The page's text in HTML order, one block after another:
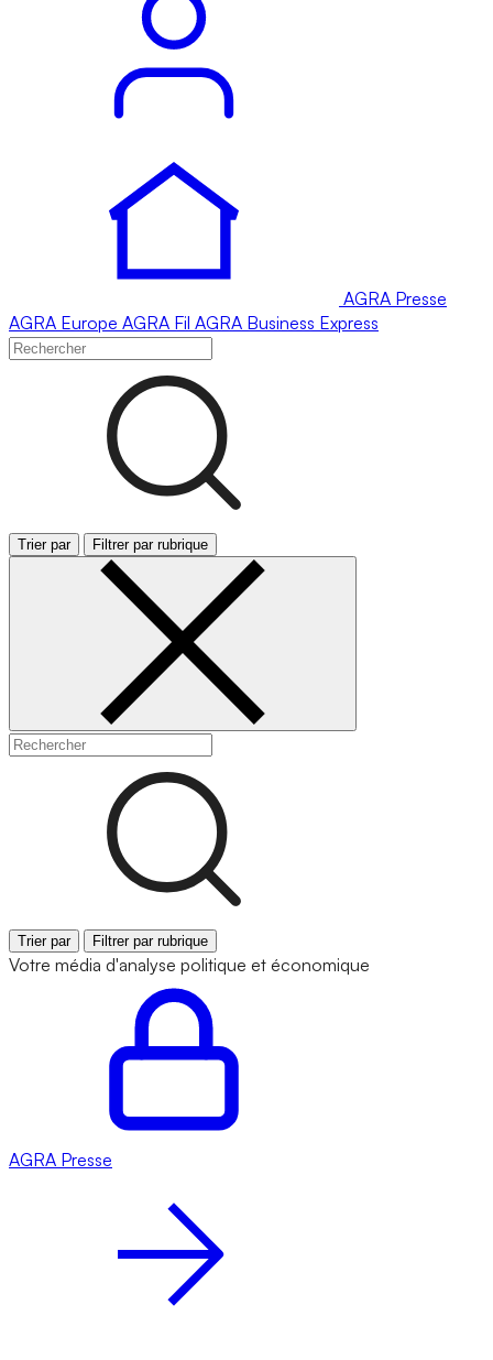
AGRA Presse
AGRA Europe AGRA Fil AGRA Business Express
Trier par Filtrer par rubrique
Trier par Filtrer par rubrique
Votre média d'analyse politique et économique
AGRA Presse